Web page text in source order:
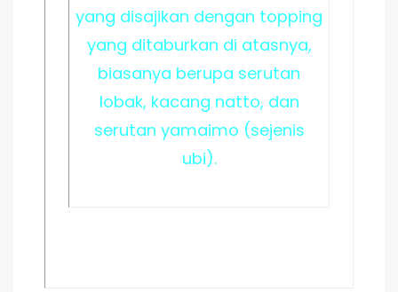
yang disajikan dengan topping
yang ditaburkan di atasnya,
biasanya berupa serutan
lobak, kacang natto, dan
serutan yamaimo (sejenis
ubi).